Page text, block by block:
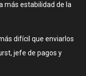
más estabilidad de la
difícil que enviarlos
jefe de pagos y